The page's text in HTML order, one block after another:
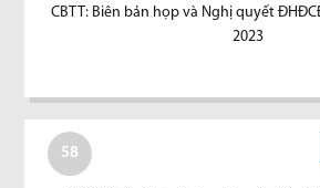
CBTT: Biên bản họp và Nghị quyết
2023
58